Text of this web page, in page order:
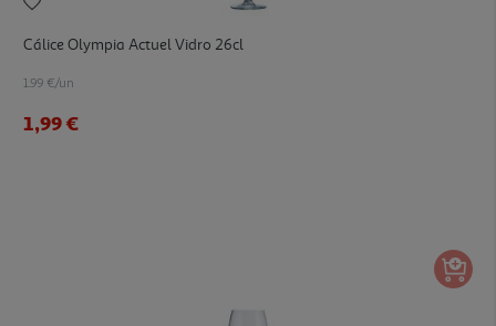
Cálice Olympia Actuel Vidro 26cl
1.99 €/un
1,99 €